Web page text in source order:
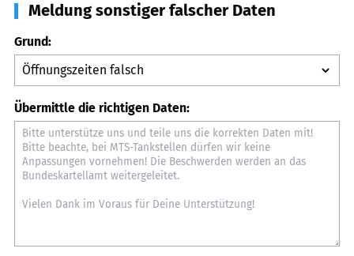
Meldung sonstiger falscher Daten
Grund:
Übermittle die richtigen Daten: